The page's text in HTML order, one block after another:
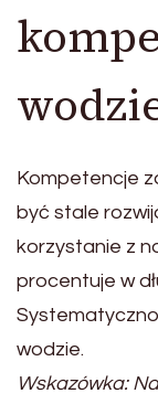
Kompetencje
być stale
korzystanie z
procentuje w
wodzie.
Wskazówka: